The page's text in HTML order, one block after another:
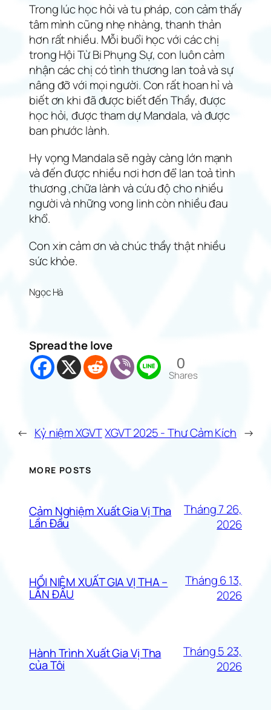
Trong lúc học hỏi và tu pháp, con cảm thấy
tâm mình cũng nhẹ nhàng, thanh thản
hơn rất nhiều. Mỗi buổi học với các chị
trong Hội Từ Bi Phụng Sự, con luôn cảm
nhận các chị có tình thương lan toả và sự
nâng đỡ với mọi người. Con rất hoan hỉ và
biết ơn khi đã được biết đến Thầy, được
học hỏi, được tham dự Mandala, và được
ban phước lành.
Hy vọng Mandala sẽ ngày càng lớn mạnh
và đến được nhiều nơi hơn để lan toả tình
thương ,chữa lành và cứu độ cho nhiều
người và những vong linh còn nhiều đau
khổ.
Con xin cảm ơn và chúc thầy thật nhiều
sức khỏe.
Ngọc Hà
Spread the love
0
Shares
← Kỷ niệm XGVTXGVT 2025 - Thư Cảm Kích →
MORE POSTS
Cảm Nghiệm Xuất Gia Vị Tha
Lần Đầu
Tháng 7 26,
2026
HỒI NIỆM XUẤT GIA VỊ THA –
LẦN ĐẦU
Tháng 6 13,
2026
Hành Trình Xuất Gia Vị Tha
của Tôi
Tháng 5 23,
2026